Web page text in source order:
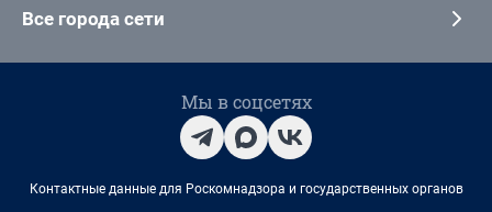
Все города сети
Мы в соцсетях
Контактные данные для Роскомнадзора и государственных органов